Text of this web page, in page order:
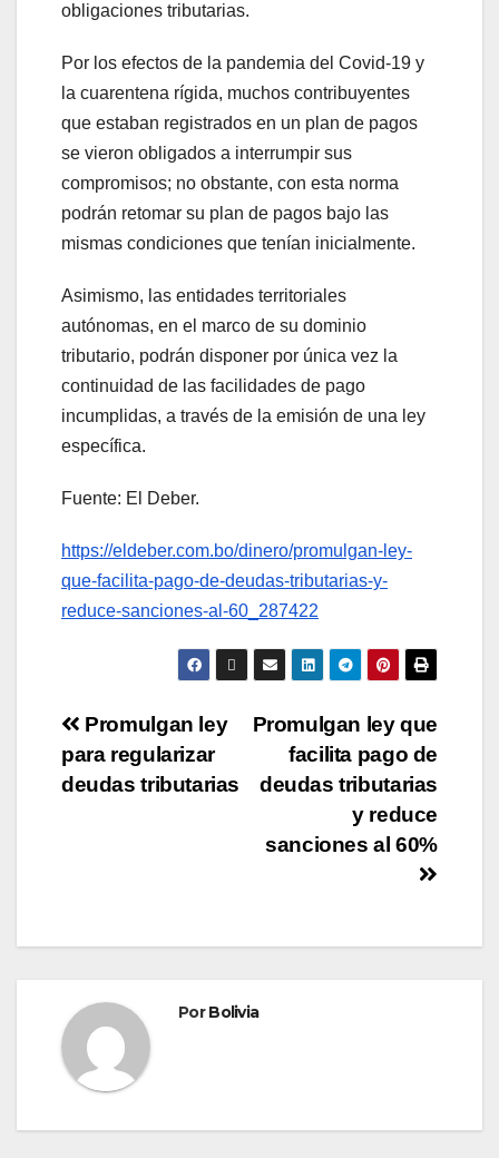
obligaciones tributarias.
Por los efectos de la pandemia del Covid-19 y
la cuarentena rígida, muchos contribuyentes
que estaban registrados en un plan de pagos
se vieron obligados a interrumpir sus
compromisos; no obstante, con esta norma
podrán retomar su plan de pagos bajo las
mismas condiciones que tenían inicialmente.
Asimismo, las entidades territoriales
autónomas, en el marco de su dominio
tributario, podrán disponer por única vez la
continuidad de las facilidades de pago
incumplidas, a través de la emisión de una ley
específica.
Fuente: El Deber.
https://eldeber.com.bo/dinero/promulgan-ley-
que-facilita-pago-de-deudas-tributarias-y-
reduce-sanciones-al-60_287422
Promulgan ley que
facilita pago de
deudas tributarias
y reduce
sanciones al 60%
Promulgan ley
para regularizar
deudas tributarias
PorBolivia